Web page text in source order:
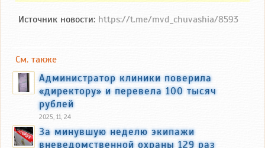
Источник новости: https://t.me/mvd_chuvashia/8593
См. также
Администратор клиники поверила
«директору» и перевела 100 тысяч
рублей
2025, 11, 24
За минувшую неделю экипажи
вневедомственной охраны 129 раз